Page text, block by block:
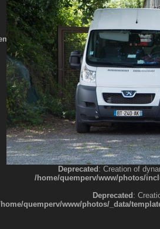
Deprecated: Creation of
/home/quemperv/www/photos/
Deprecated:
quemperv/www/photos/_data/